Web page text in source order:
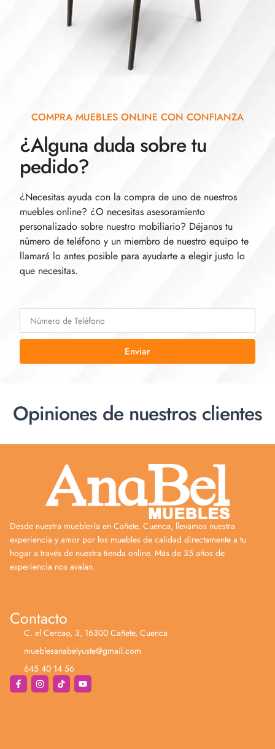
COMPRA MUEBLES ONLINE CON CONFIANZA
¿Alguna duda sobre tu
pedido?
¿Necesitas ayuda con la compra de uno de nuestros
muebles online? ¿O necesitas asesoramiento
personalizado sobre nuestro mobiliario? Déjanos tu
número de teléfono y un miembro de nuestro equipo te
llamará lo antes posible para ayudarte a elegir justo lo
que necesitas.
Enviar
Opiniones de nuestros clientes
Desde nuestra mueblería en Cañete, Cuenca, llevamos nuestra
experiencia y amor por los muebles de calidad directamente a tu
hogar a través de nuestra tienda online. Más de 35 años de
experiencia nos avalan.
Contacto
C. el Cercao, 3, 16300 Cañete, Cuenca
mueblesanabelyuste@gmail.com
645 40 14 56